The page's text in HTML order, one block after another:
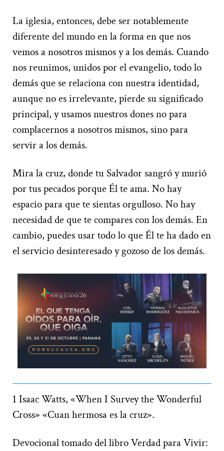
La iglesia, entonces, debe ser notablemente
diferente del mundo en la forma en que nos
vemos a nosotros mismos y a los demás. Cuando
nos reunimos, unidos por el evangelio, todo lo
demás que se relaciona con nuestra identidad,
aunque no es irrelevante, pierde su significado
principal, y usamos nuestros dones no para
complacernos a nosotros mismos, sino para
servir a los demás.
Mira la cruz, donde tu Salvador sangró y murió
por tus pecados porque Él te ama. No hay
espacio para que te sientas orgulloso. No hay
necesidad de que te compares con los demás. En
cambio, puedes usar todo lo que Él te ha dado en
el servicio desinteresado y gozoso de los demás.
1 Isaac Watts, «When I Survey the Wonderful
Cross» «Cuan hermosa es la cruz».
Devocional tomado del libro Verdad para Vivir: